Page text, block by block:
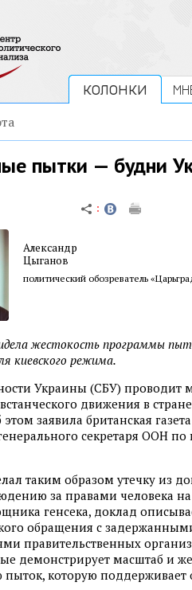
КОЛОНКИ
пытки — будни
Александр
Цыганов
политический обозреватель
жестокость программы
киевского режима.
Украины (СБУ) проводит
движения в
заявила британская
секретаря ООН по
таким образом утечку из
за правами человека
генсека, доклад
обращения с
правительственных
демонстрирует масштаб и
которую